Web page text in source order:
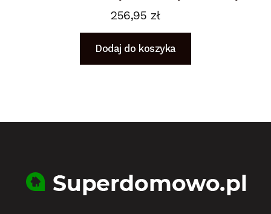
256,95 zł
Dodaj do koszyka